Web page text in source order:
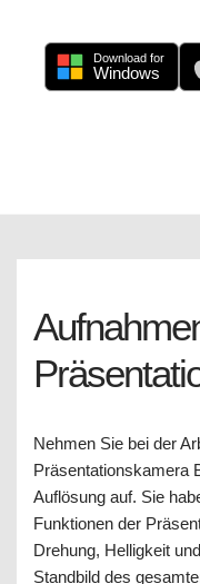
Download for
Windows
Nehmen Sie bei der
Präsentationskamera
Auflösung auf. Sie
Funktionen der
Drehung, Helligkeit
Standbild des